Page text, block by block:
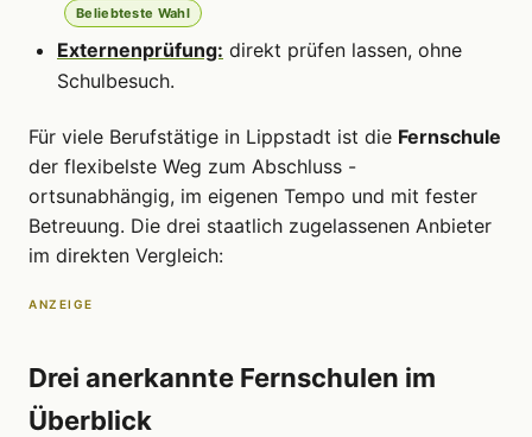
Beliebteste Wahl
Externenprüfung: direkt prüfen lassen, ohne
Schulbesuch.
Für viele Berufstätige in Lippstadt ist die Fernschule
der flexibelste Weg zum Abschluss -
ortsunabhängig, im eigenen Tempo und mit fester
Betreuung. Die drei staatlich zugelassenen Anbieter
im direkten Vergleich:
ANZEIGE
Drei anerkannte Fernschulen im
Überblick